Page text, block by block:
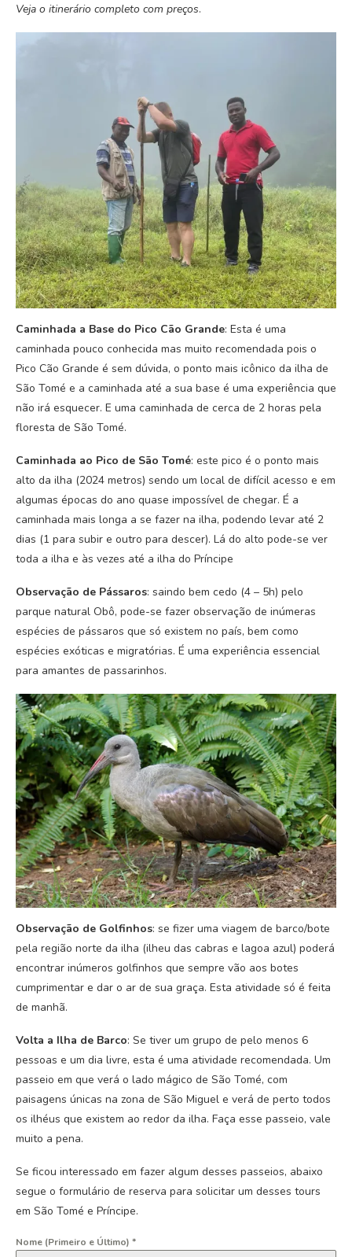
Veja o itinerário completo com preços.
Caminhada a Base do Pico Cão Grande: Esta é uma
caminhada pouco conhecida mas muito recomendada pois o
Pico Cão Grande é sem dúvida, o ponto mais icônico da ilha de
São Tomé e a caminhada até a sua base é uma experiência que
não irá esquecer. E uma caminhada de cerca de 2 horas pela
floresta de São Tomé.
Caminhada ao Pico de São Tomé: este pico é o ponto mais
alto da ilha (2024 metros) sendo um local de difícil acesso e em
algumas épocas do ano quase impossível de chegar. É a
caminhada mais longa a se fazer na ilha, podendo levar até 2
dias (1 para subir e outro para descer). Lá do alto pode-se ver
toda a ilha e às vezes até a ilha do Príncipe
Observação de Pássaros: saindo bem cedo (4 – 5h) pelo
parque natural Obô, pode-se fazer observação de inúmeras
espécies de pássaros que só existem no país, bem como
espécies exóticas e migratórias. É uma experiência essencial
para amantes de passarinhos.
Observação de Golfinhos: se fizer uma viagem de barco/bote
pela região norte da ilha (ilheu das cabras e lagoa azul) poderá
encontrar inúmeros golfinhos que sempre vão aos botes
cumprimentar e dar o ar de sua graça. Esta atividade só é feita
de manhã.
Volta a Ilha de Barco: Se tiver um grupo de pelo menos 6
pessoas e um dia livre, esta é uma atividade recomendada. Um
passeio em que verá o lado mágico de São Tomé, com
paisagens únicas na zona de São Miguel e verá de perto todos
os ilhéus que existem ao redor da ilha. Faça esse passeio, vale
muito a pena.
Se ficou interessado em fazer algum desses passeios, abaixo
segue o formulário de reserva para solicitar um desses tours
em São Tomé e Príncipe.
Nome (Primeiro e Último) *